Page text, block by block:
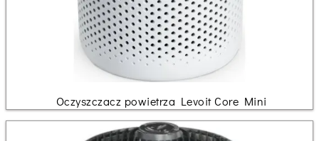
Oczyszczacz powietrza Levoit Core Mini